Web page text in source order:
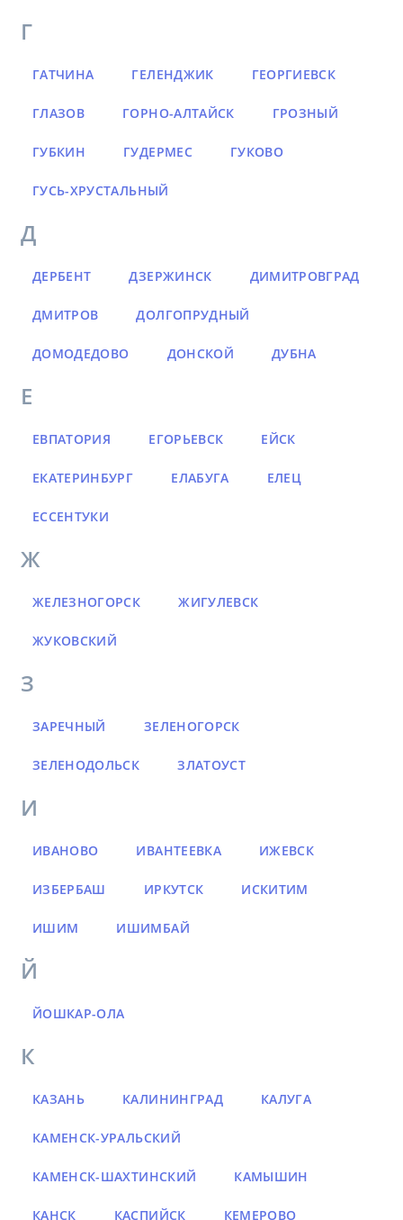
Г
ГАТЧИНА ГЕЛЕНДЖИК ГЕОРГИЕВСК
ГЛАЗОВ ГОРНО-АЛТАЙСК ГРОЗНЫЙ
ГУБКИН ГУДЕРМЕС ГУКОВО
ГУСЬ-ХРУСТАЛЬНЫЙ
Д
ДЕРБЕНТ ДЗЕРЖИНСК ДИМИТРОВГРАД
ДМИТРОВ ДОЛГОПРУДНЫЙ
ДОМОДЕДОВО ДОНСКОЙ ДУБНА
Е
ЕВПАТОРИЯ ЕГОРЬЕВСК ЕЙСК
ЕКАТЕРИНБУРГ ЕЛАБУГА ЕЛЕЦ
ЕССЕНТУКИ
Ж
ЖЕЛЕЗНОГОРСК ЖИГУЛЕВСК
ЖУКОВСКИЙ
З
ЗАРЕЧНЫЙ ЗЕЛЕНОГОРСК
ЗЕЛЕНОДОЛЬСК ЗЛАТОУСТ
И
ИВАНОВО ИВАНТЕЕВКА ИЖЕВСК
ИЗБЕРБАШ ИРКУТСК ИСКИТИМ
ИШИМ ИШИМБАЙ
Й
ЙОШКАР-ОЛА
К
КАЗАНЬ КАЛИНИНГРАД КАЛУГА
КАМЕНСК-УРАЛЬСКИЙ
КАМЕНСК-ШАХТИНСКИЙ КАМЫШИН
КАНСК КАСПИЙСК КЕМЕРОВО